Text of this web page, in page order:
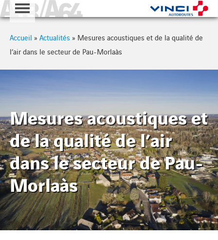
A63 - A64
Accueil » Actualités » Mesures acoustiques et de la qualité de
l’air dans le secteur de Pau-Morlaàs
Mesures acoustiques et
de la qualité de l’air
dans le secteur de Pau-
Morlaàs
Cookies management panel